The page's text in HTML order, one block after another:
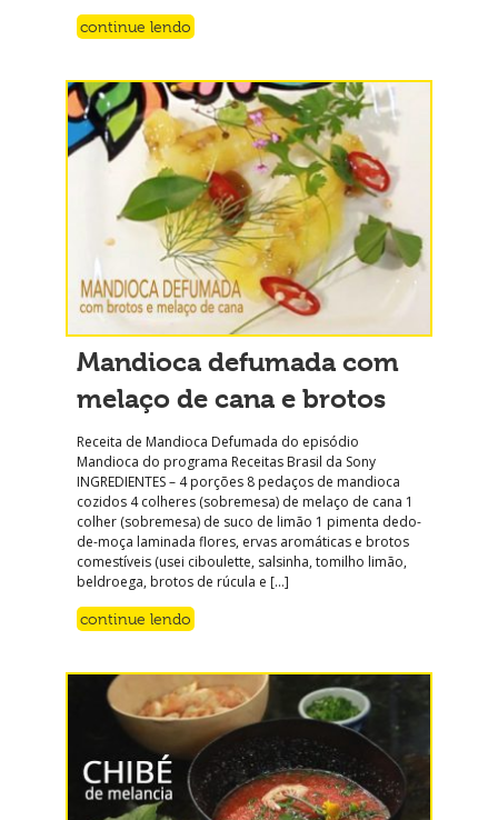
continue lendo
Mandioca defumada com
melaço de cana e brotos
Receita de Mandioca Defumada do episódio
Mandioca do programa Receitas Brasil da Sony
INGREDIENTES – 4 porções 8 pedaços de mandioca
cozidos 4 colheres (sobremesa) de melaço de cana 1
colher (sobremesa) de suco de limão 1 pimenta dedo-
de-moça laminada flores, ervas aromáticas e brotos
comestíveis (usei ciboulette, salsinha, tomilho limão,
beldroega, brotos de rúcula e […]
continue lendo